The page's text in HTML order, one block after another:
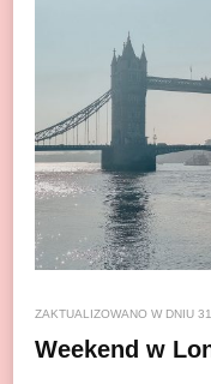
ZAKTUALIZOWANO W DNIU
Weekend w